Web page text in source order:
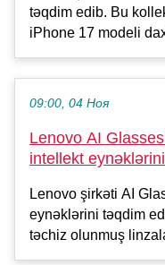
təqdim edib. Bu
iPhone 17 modeli
09:00, 04 Ноя
Lenovo AI
intellekt
Lenovo şirkəti AI
eynəklərini təqdim
təchiz olunmuş